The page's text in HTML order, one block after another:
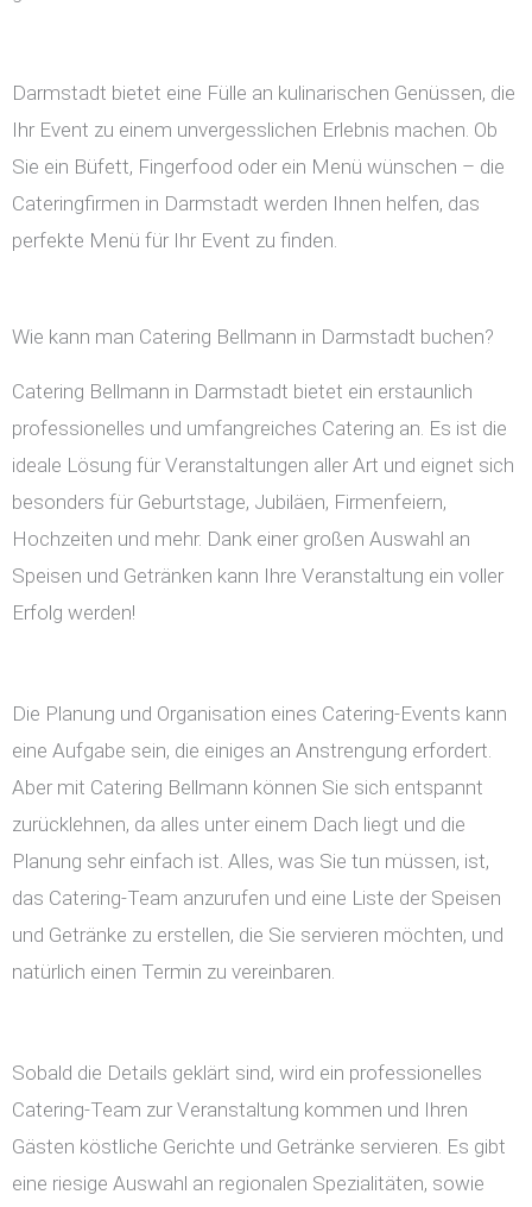
Darmstadt bietet eine Fülle an kulinarischen Genüssen, die
Ihr Event zu einem unvergesslichen Erlebnis machen. Ob
Sie ein Büfett, Fingerfood oder ein Menü wünschen – die
Cateringfirmen in Darmstadt werden Ihnen helfen, das
perfekte Menü für Ihr Event zu finden.
Wie kann man Catering Bellmann in Darmstadt buchen?
Catering Bellmann in Darmstadt bietet ein erstaunlich
professionelles und umfangreiches Catering an. Es ist die
ideale Lösung für Veranstaltungen aller Art und eignet sich
besonders für Geburtstage, Jubiläen, Firmenfeiern,
Hochzeiten und mehr. Dank einer großen Auswahl an
Speisen und Getränken kann Ihre Veranstaltung ein voller
Erfolg werden!
Die Planung und Organisation eines Catering-Events kann
eine Aufgabe sein, die einiges an Anstrengung erfordert.
Aber mit Catering Bellmann können Sie sich entspannt
zurücklehnen, da alles unter einem Dach liegt und die
Planung sehr einfach ist. Alles, was Sie tun müssen, ist,
das Catering-Team anzurufen und eine Liste der Speisen
und Getränke zu erstellen, die Sie servieren möchten, und
natürlich einen Termin zu vereinbaren.
Sobald die Details geklärt sind, wird ein professionelles
Catering-Team zur Veranstaltung kommen und Ihren
Gästen köstliche Gerichte und Getränke servieren. Es gibt
eine riesige Auswahl an regionalen Spezialitäten, sowie